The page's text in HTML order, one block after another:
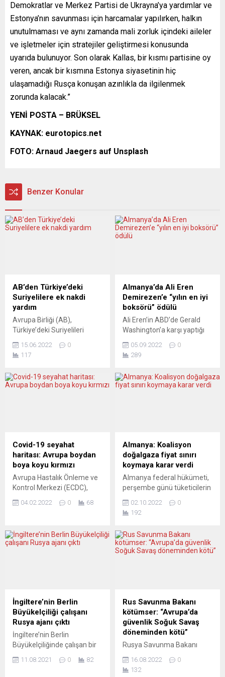
Demokratlar ve Merkez Partisi de Ukrayna’ya yardımlar ve
Estonya’nın savunması için harcamalar yapılırken, halkın
unutulmaması ve aynı zamanda mali zorluk içindeki aileler
ve işletmeler için stratejiler geliştirmesi konusunda
uyarıda bulunuyor. Son olarak Kallas, bir kısmı partisine oy
veren, ancak bir kısmına Estonya siyasetinin hiç
ulaşamadığı Rusça konuşan azınlıkla da ilgilenmek
zorunda kalacak.”
YENİ POSTA – BRÜKSEL
KAYNAK: eurotopics.net
FOTO: Arnaud Jaegers auf Unsplash
Benzer Konular
AB’den Türkiye’deki
Suriyelilere ek nakdi
yardım
Avrupa Birliği (AB),
Türkiye’deki Suriyelileri
nakdi yardım programına 50
milyon avro ilave fon
yapılan yazılı açıklamada,
yardımın uzmanlaşmış
alınmasına yardımcı olacağı
duyuruldu. Yardımın şu anda
Türkiye’de 1,5 milyondan
fazla insanı, nakdi...
15.06.2022
0
117
Almanya’da Ali Eren
Demirezen’e “yılın en iyi
boksörü” ödülü
Ali Eren’in ABD’de Gerald
Washington’a karşı yaptığı
karşılaşması” seçilirken,
Türk antrenör Bülent Başer
Almanya’da milli boksör Ali
Eren Demirezen “yılın en iyi
törenle sahiplerine verildi.
Törende, Hamburg merkezli
EC Boxing Kulübüyle ringe
çıkan...
05.09.2022
0
289
Covid-19 seyahat
haritası: Avrupa boydan
boya koyu kırmızı
Avrupa Hastalık Önleme ve
Kontrol Merkezi (ECDC),
son güncellemesinde, tüm
yüksek düzeyde enfeksiyon
riski altına olduğunu
turuncu orta düzeyde, yeşil
ise düşük düzeyli
enfeksiyon riskli...
04.02.2022 0 68
Almanya: Koalisyon
doğalgaza fiyat sınırı
koymaya karar verdi
Almanya federal hükümeti,
perşembe günü tüketicilerin
enerji maliyetlerini azaltmak
için doğalgaz fiyatına üst
anlaştı. Bu kapsamda, 200
milyar avro destek
türlü yollar bulunmaya
çalışılıyor. Yorumcular, alınan
tedbirleri tartışıyor.
FRANKFURTER RUNDSCHAU
02.10.2022
0
192
İngiltere’nin Berlin
Büyükelçiliği çalışanı
Rusya ajanı çıktı
İngiltere’nin Berlin
Büyükelçiliğinde çalışan bir
yapmak suçlamasıyla
11.08.2021 0 82
Rus Savunma Bakanı
kötümser: “Avrupa’da
güvenlik Soğuk Savaş
döneminden kötü”
Rusya Savunma Bakanı
Silahlı Kuvvetleri’nin askeri
operasyonlarının
16.08.2022
0
132